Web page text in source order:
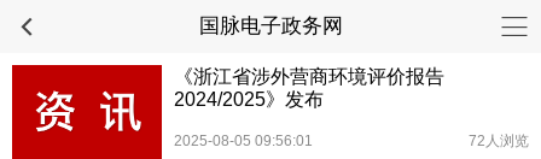
国脉电子政务网
《浙江省涉外营商环境评价报告
2024/2025》发布
2025-08-05 09:56:01 72人浏览